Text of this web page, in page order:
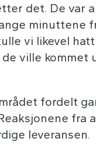
det. De var
minuttene
vi likevel
ville kommet
fordelt
fra
leveransen.